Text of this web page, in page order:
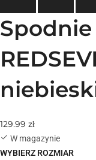
Spodnie
129.99 zł
W magazynie
WYBIERZ ROZMIAR